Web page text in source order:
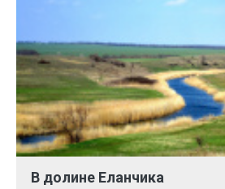
В долине Еланчика